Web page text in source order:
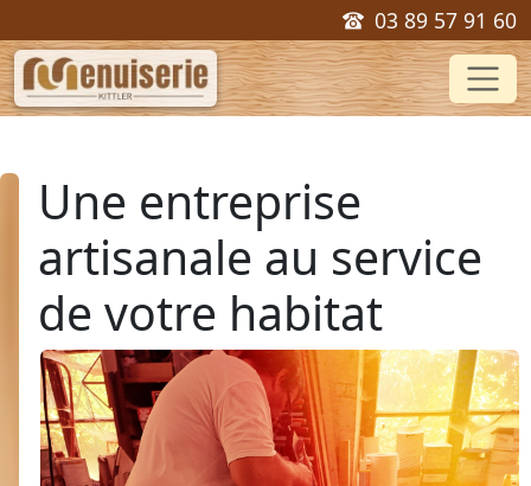
03 89 57 91 60
Une entreprise
artisanale au service
de votre habitat